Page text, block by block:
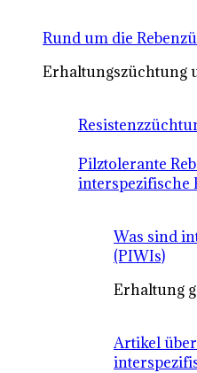
Rund um die
Erhaltungszüchtung
Pilztolerante
interspezifische
Was sind
(PIWIs)
Erhaltung
Artikel